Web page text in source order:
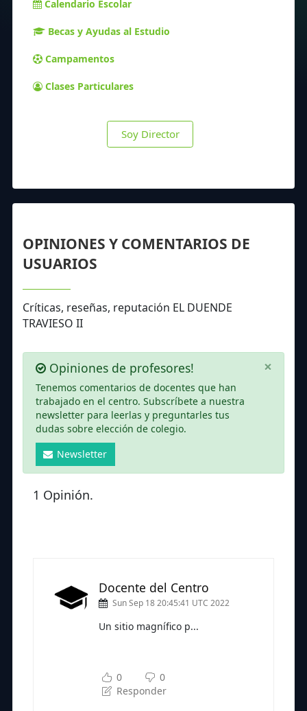
Calendario Escolar
Becas y Ayudas al Estudio
Campamentos
Clases Particulares
Soy Director
OPINIONES Y COMENTARIOS DE
USUARIOS
Críticas, reseñas, reputación EL DUENDE
TRAVIESO II
×
Opiniones de profesores!
Tenemos comentarios de docentes que han
trabajado en el centro. Subscríbete a nuestra
newsletter para leerlas y preguntarles tus
dudas sobre elección de colegio.
Newsletter
1 Opinión.
Docente del Centro
Sun Sep 18 20:45:41 UTC 2022
Un sitio magnífico p...
0
0
Responder